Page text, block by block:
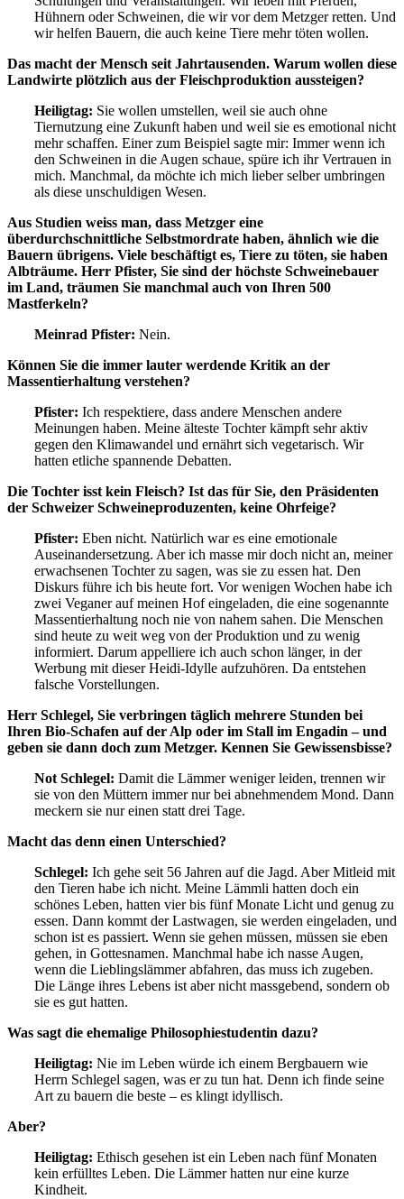
Hühnern oder Schweinen, die wir vor dem Metzger retten. Und
wir helfen Bauern, die auch keine Tiere mehr töten wollen.
Das macht der Mensch seit Jahrtausenden. Warum wollen diese
Landwirte plötzlich aus der Fleischproduktion aussteigen?
Heiligtag: Sie wollen umstellen, weil sie auch ohne
Tiernutzung eine Zukunft haben und weil sie es emotional nicht
mehr schaffen. Einer zum Beispiel sagte mir: Immer wenn ich
den Schweinen in die Augen schaue, spüre ich ihr Vertrauen in
mich. Manchmal, da möchte ich mich lieber selber umbringen
als diese unschuldigen Wesen.
Aus Studien weiss man, dass Metzger eine
überdurchschnittliche Selbstmordrate haben, ähnlich wie die
Bauern übrigens. Viele beschäftigt es, Tiere zu töten, sie haben
Albträume. Herr Pfister, Sie sind der höchste Schweinebauer
im Land, träumen Sie manchmal auch von Ihren 500
Mastferkeln?
Meinrad Pfister: Nein.
Können Sie die immer lauter werdende Kritik an der
Massentierhaltung verstehen?
Pfister: Ich respektiere, dass andere Menschen andere
Meinungen haben. Meine älteste Tochter kämpft sehr aktiv
gegen den Klimawandel und ernährt sich vegetarisch. Wir
hatten etliche spannende Debatten.
Die Tochter isst kein Fleisch? Ist das für Sie, den Präsidenten
der Schweizer Schweineproduzenten, keine Ohrfeige?
Pfister: Eben nicht. Natürlich war es eine emotionale
Auseinandersetzung. Aber ich masse mir doch nicht an, meiner
erwachsenen Tochter zu sagen, was sie zu essen hat. Den
Diskurs führe ich bis heute fort. Vor wenigen Wochen habe ich
zwei Veganer auf meinen Hof eingeladen, die eine sogenannte
Massentierhaltung noch nie von nahem sahen. Die Menschen
sind heute zu weit weg von der Produktion und zu wenig
informiert. Darum appelliere ich auch schon länger, in der
Werbung mit dieser Heidi-Idylle aufzuhören. Da entstehen
falsche Vorstellungen.
Herr Schlegel, Sie verbringen täglich mehrere Stunden bei
Ihren Bio-Schafen auf der Alp oder im Stall im Engadin – und
geben sie dann doch zum Metzger. Kennen Sie Gewissensbisse?
Not Schlegel: Damit die Lämmer weniger leiden, trennen wir
sie von den Müttern immer nur bei abnehmendem Mond. Dann
meckern sie nur einen statt drei Tage.
Macht das denn einen Unterschied?
Schlegel: Ich gehe seit 56 Jahren auf die Jagd. Aber Mitleid mit
den Tieren habe ich nicht. Meine Lämmli hatten doch ein
schönes Leben, hatten vier bis fünf Monate Licht und genug zu
essen. Dann kommt der Lastwagen, sie werden eingeladen, und
schon ist es passiert. Wenn sie gehen müssen, müssen sie eben
gehen, in Gottesnamen. Manchmal habe ich nasse Augen,
wenn die Lieblingslämmer abfahren, das muss ich zugeben.
Die Länge ihres Lebens ist aber nicht massgebend, sondern ob
sie es gut hatten.
Was sagt die ehemalige Philosophiestudentin dazu?
Heiligtag: Nie im Leben würde ich einem Bergbauern wie
Herrn Schlegel sagen, was er zu tun hat. Denn ich finde seine
Art zu bauern die beste – es klingt idyllisch.
Aber?
Heiligtag: Ethisch gesehen ist ein Leben nach fünf Monaten
kein erfülltes Leben. Die Lämmer hatten nur eine kurze
Kindheit.